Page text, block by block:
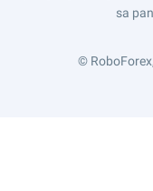
sa
©